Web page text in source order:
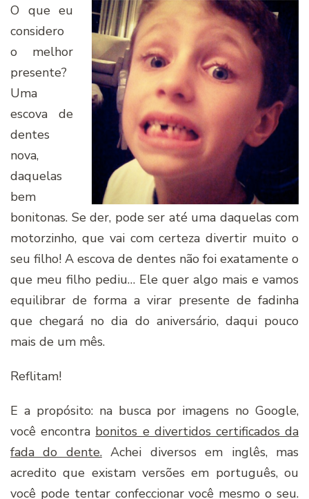
O que eu
considero
o melhor
presente?
Uma
escova de
dentes
nova,
daquelas
bem
bonitonas. Se der, pode ser até uma daquelas com
motorzinho, que vai com certeza divertir muito o
seu filho! A escova de dentes não foi exatamente o
que meu filho pediu… Ele quer algo mais e vamos
equilibrar de forma a virar presente de fadinha
que chegará no dia do aniversário, daqui pouco
mais de um mês.
Reflitam!
E a propósito: na busca por imagens no Google,
você encontra bonitos e divertidos certificados da
fada do dente.Achei diversos em inglês, mas
acredito que existam versões em português, ou
você pode tentar confeccionar você mesmo o seu.